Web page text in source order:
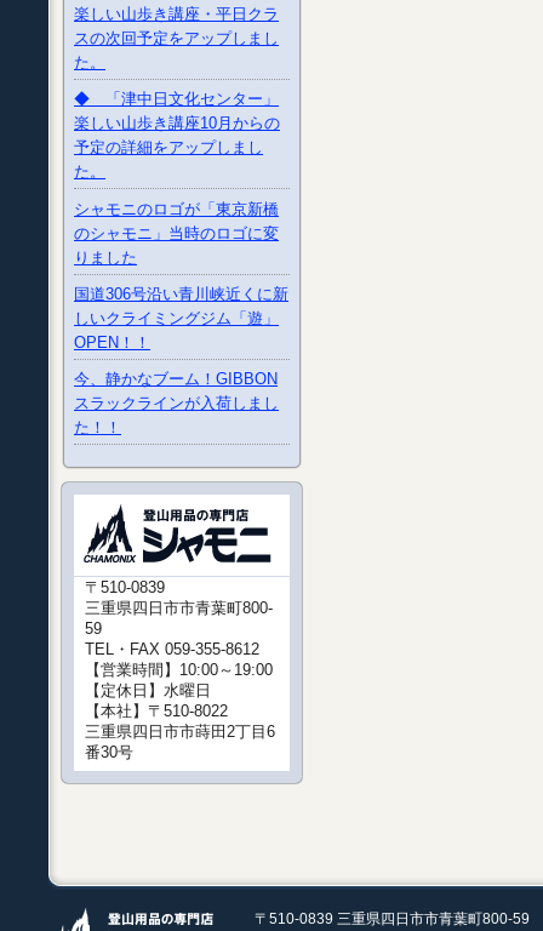
楽しい山歩き講座・平日クラ
スの次回予定をアップしまし
た。
◆ 「津中日文化センター」
楽しい山歩き講座10月からの
予定の詳細をアップしまし
た。
シャモニのロゴが「東京新橋
のシャモニ」当時のロゴに変
りました
国道306号沿い青川峡近くに新
しいクライミングジム「遊」
OPEN！！
今、静かなブーム！GIBBON
スラックラインが入荷しまし
た！！
〒510-0839
三重県四日市市青葉町800-
59
TEL・FAX 059-355-8612
【営業時間】10:00～19:00
【定休日】水曜日
【本社】〒510-8022
三重県四日市市蒔田2丁目6
番30号
〒510-0839 三重県四日市市青葉町800-59